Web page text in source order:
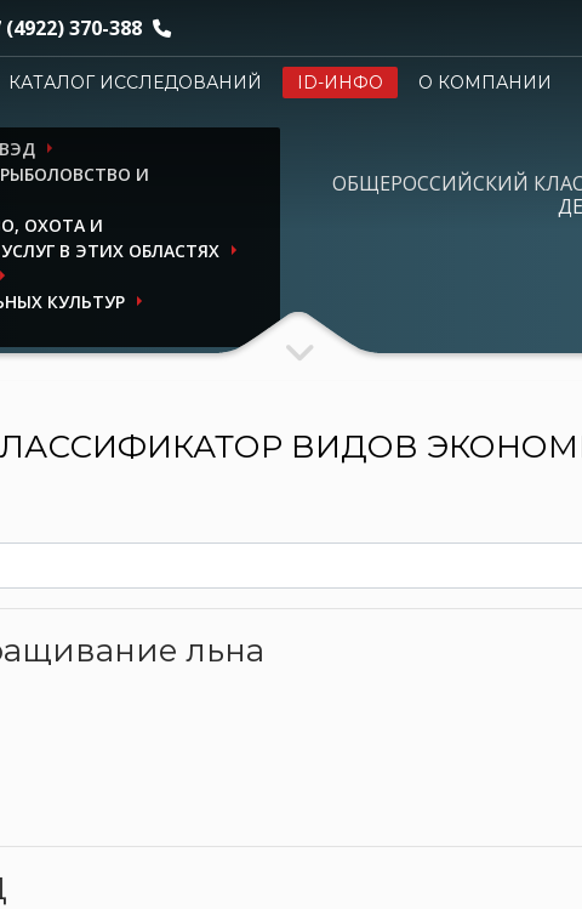
(4922) 370-388
КАТАЛОГ ИССЛЕДОВАНИЙ ID-ИНФО О КОМПАНИИ
И
ОХОТА И
В ЭТИХ ОБЛАСТЯХ
КУЛЬТУР
ОБЩЕРОССИЙСКИЙ
ВИДОВ
льна